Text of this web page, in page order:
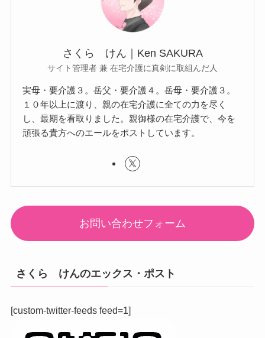
さくら けん｜Ken SAKURA
サイト管理者 兼 在宅介護に真剣に取組んだ人
実母・要介護３。岳父・要介護４。岳母・要介護３。
１０年以上に渡り、親の在宅介護に全ての力を尽く
し、最期を看取りました。親御様の在宅介護で、今を
頑張る貴方へのエールをポストしています。
お問い合わせフォーム
さくら けんのエックス・ポスト
[custom-twitter-feeds feed=1]